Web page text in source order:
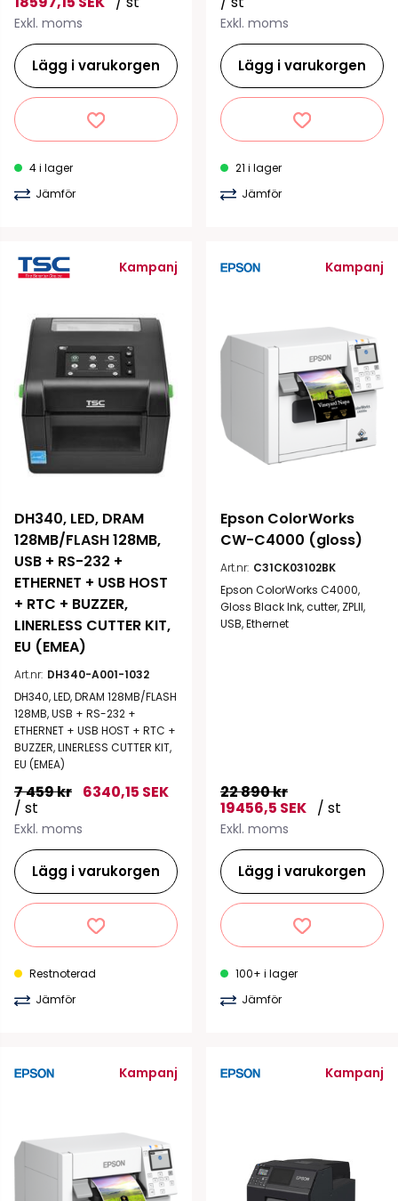
Exkl. moms
Lägg i varukorgen
4 i lager
Jämför
Exkl. moms
Lägg i varukorgen
21 i lager
Jämför
Kampanj
DH340, LED, DRAM
128MB/FLASH 128MB,
USB + RS-232 +
ETHERNET + USB HOST
+ RTC + BUZZER,
LINERLESS CUTTER KIT,
EU (EMEA)
Art.nr: DH340-A001-1032
DH340, LED, DRAM 128MB/FLASH
128MB, USB + RS-232 +
ETHERNET + USB HOST + RTC +
BUZZER, LINERLESS CUTTER KIT,
EU (EMEA)
7 459 kr 6340,15 SEK
/ st
Exkl. moms
Lägg i varukorgen
Restnoterad
Jämför
Kampanj
Epson ColorWorks
CW-C4000 (gloss)
Art.nr: C31CK03102BK
Epson ColorWorks C4000,
Gloss Black Ink, cutter, ZPLII,
USB, Ethernet
22 890 kr
19456,5 SEK / st
Exkl. moms
Lägg i varukorgen
100+ i lager
Jämför
Kampanj Kampanj